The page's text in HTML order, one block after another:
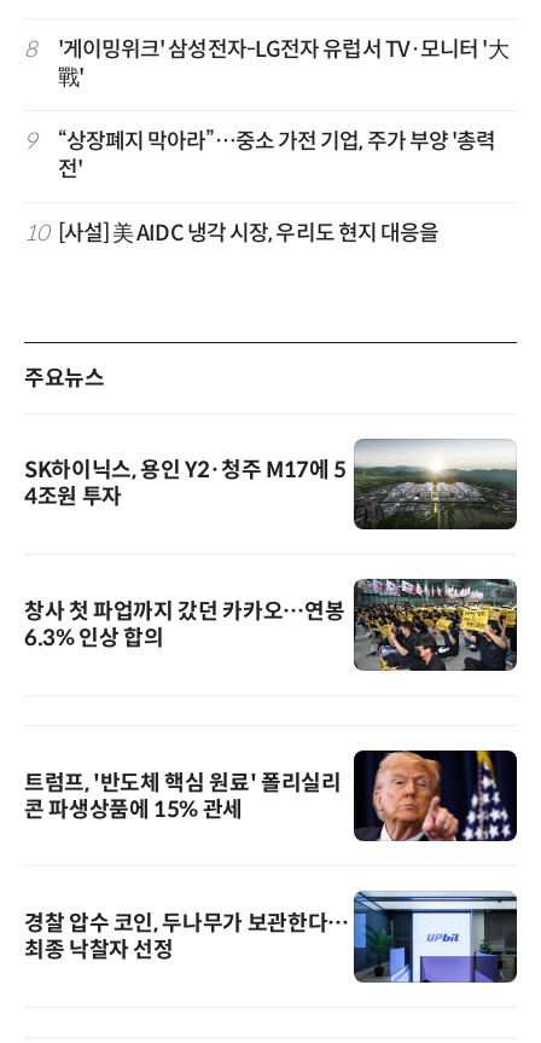
8
'게이밍위크' 삼성전자-LG전자 유럽서 TV·모니터 '大
戰'
9
“상장폐지 막아라”…중소 가전 기업, 주가 부양 '총력
전'
10 [사설] 美 AIDC 냉각 시장, 우리도 현지 대응을
주요뉴스
SK하이닉스, 용인 Y2·청주 M17에 5
4조원 투자
창사 첫 파업까지 갔던 카카오…연봉
6.3% 인상 합의
트럼프, '반도체 핵심 원료' 폴리실리
콘 파생상품에 15% 관세
경찰 압수 코인, 두나무가 보관한다…
최종 낙찰자 선정